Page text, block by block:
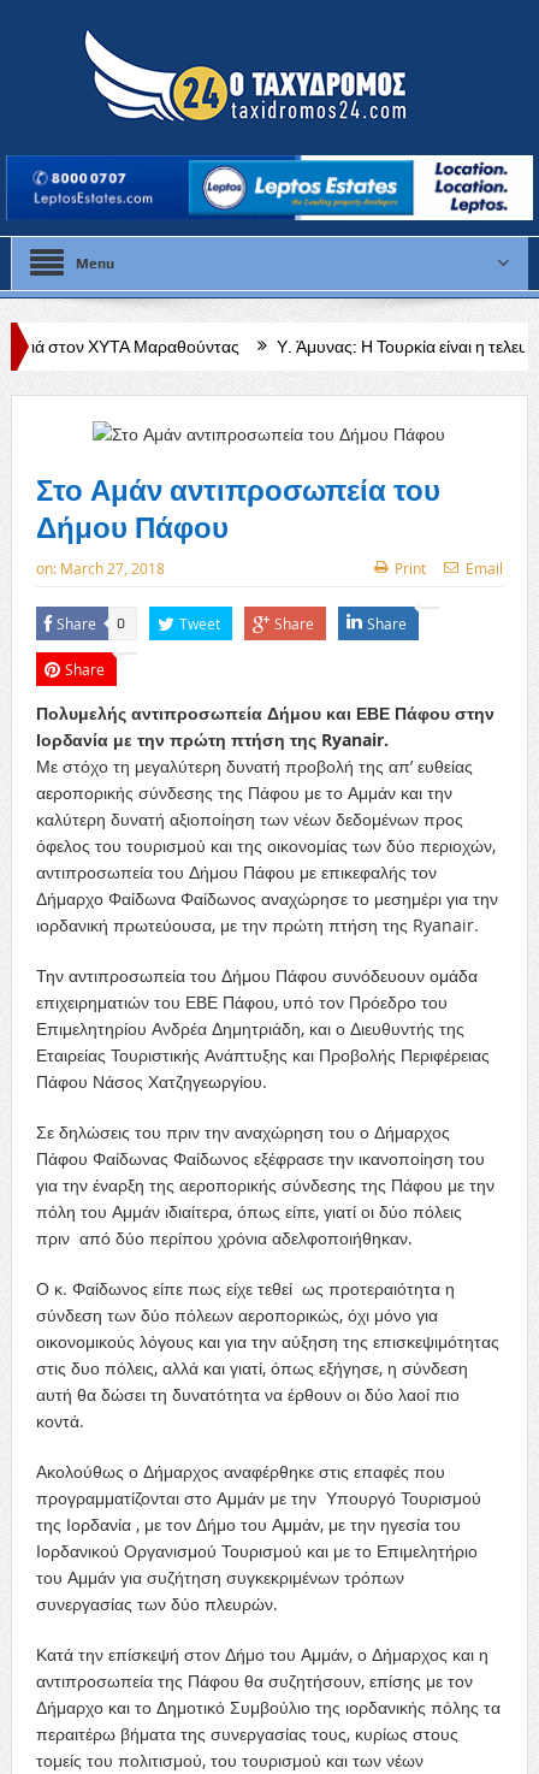
Menu
Μαραθούντας Υ. Άμυνας: Η Τουρκία είναι η τελευταία χώρα η οποία
Στο Αμάν αντιπροσωπεία του
Δήμου Πάφου
on: March 27, 2018 Print Email
Share 0 Tweet Share Share
Share
Πολυμελής αντιπροσωπεία Δήμου και ΕΒΕ Πάφου στην
Ιορδανία με την πρώτη πτήση της Ryanair.
Με στόχο τη μεγαλύτερη δυνατή προβολή της απ’ ευθείας
αεροπορικής σύνδεσης της Πάφου με το Αμμάν και την
καλύτερη δυνατή αξιοποίηση των νέων δεδομένων προς
όφελος του τουρισμού και της οικονομίας των δύο περιοχών,
αντιπροσωπεία του Δήμου Πάφου με επικεφαλής τον
Δήμαρχο Φαίδωνα Φαίδωνος αναχώρησε το μεσημέρι για την
ιορδανική πρωτεύουσα, με την πρώτη πτήση της Ryanair.
Την αντιπροσωπεία του Δήμου Πάφου συνόδευουν ομάδα
επιχειρηματιών του ΕΒΕ Πάφου, υπό τον Πρόεδρο του
Επιμελητηρίου Ανδρέα Δημητριάδη, και ο Διευθυντής της
Εταιρείας Τουριστικής Ανάπτυξης και Προβολής Περιφέρειας
Πάφου Νάσος Χατζηγεωργίου.
Σε δηλώσεις του πριν την αναχώρηση του ο Δήμαρχος
Πάφου Φαίδωνας Φαίδωνος εξέφρασε την ικανοποίηση του
για την έναρξη της αεροπορικής σύνδεσης της Πάφου με την
πόλη του Αμμάν ιδιαίτερα, όπως είπε, γιατί οι δύο πόλεις
πριν από δύο περίπου χρόνια αδελφοποιήθηκαν.
Ο κ. Φαίδωνος είπε πως είχε τεθεί ως προτεραιότητα η
σύνδεση των δύο πόλεων αεροπορικώς, όχι μόνο για
οικονομικούς λόγους και για την αύξηση της επισκεψιμότητας
στις δυο πόλεις, αλλά και γιατί, όπως εξήγησε, η σύνδεση
αυτή θα δώσει τη δυνατότητα να έρθουν οι δύο λαοί πιο
κοντά.
Ακολούθως ο Δήμαρχος αναφέρθηκε στις επαφές που
προγραμματίζονται στο Αμμάν με την Υπουργό Τουρισμού
της Ιορδανία , με τον Δήμο του Αμμάν, με την ηγεσία του
Ιορδανικού Οργανισμού Τουρισμού και με το Επιμελητήριο
του Αμμάν για συζήτηση συγκεκριμένων τρόπων
συνεργασίας των δύο πλευρών.
Κατά την επίσκεψή στον Δήμο του Αμμάν, ο Δήμαρχος και η
αντιπροσωπεία της Πάφου θα συζητήσουν, επίσης με τον
Δήμαρχο και το Δημοτικό Συμβούλιο της ιορδανικής πόλης τα
περαιτέρω βήματα της συνεργασίας τους, κυρίως στους
τομείς του πολιτισμού, του τουρισμού και των νέων